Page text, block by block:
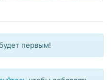
первым!